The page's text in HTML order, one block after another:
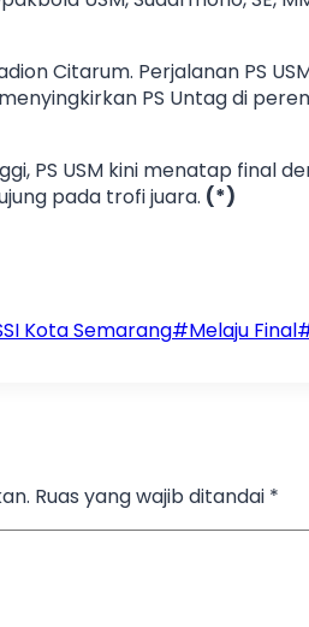
Citarum. Perjalanan PS
PS Untag di
PS USM kini menatap final
pada trofi juara. (*)
Kota Semarang#Melaju Final
Ruas yang wajib ditandai *